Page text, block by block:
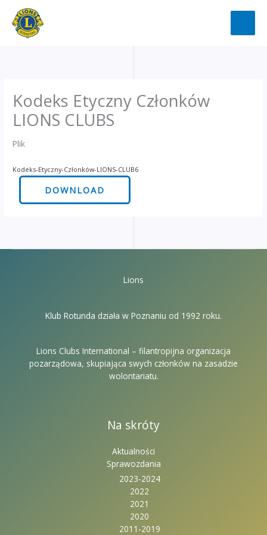
Przejdź
treści
Kodeks Etyczny Członków
LIONS CLUBS
Plik
Kodeks-Etyczny-Członków-LIONS-CLUB6
DOWNLOAD
Lions
Klub Rotunda działa w Poznaniu od 1992 roku.
Lions Clubs International – filantropijna organizacja
pozarządowa, skupiająca swych członków na zasadzie
wolontariatu.
Na skróty
Aktualności
Sprawozdania
2023-2024
2022
2021
2020
2011-2019